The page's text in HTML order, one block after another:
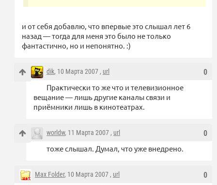
и от себя добавлю, что впервые это слышал лет 6
назад — тогда для меня это было не только
фантастично, но и непонятно. :)
0
dik, 10 Марта 2007 , url
Практически то же что и телевизионное
вещание — лишь другие каналы связи и
приёмники лишь в кинотеатрах.
0
worldw, 11 Марта 2007 , url
тоже слышал. Думал, что уже внедрено.
0
Max Folder, 10 Марта 2007 , url